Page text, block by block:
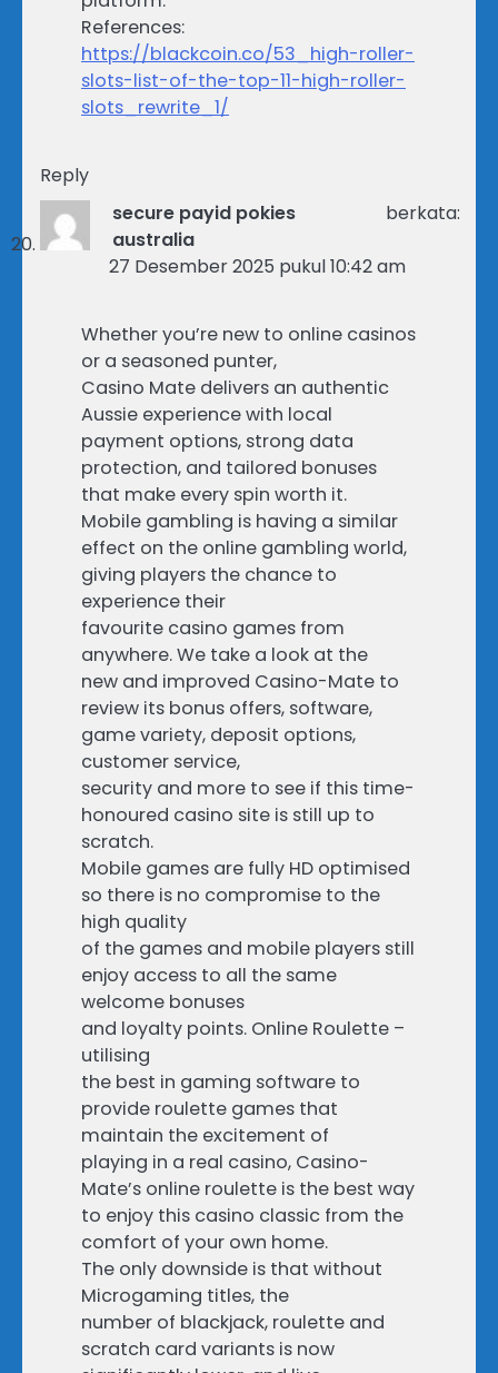
References:
https://blackcoin.co/53_high-roller-
slots-list-of-the-top-11-high-roller-
slots_rewrite_1/
Reply
secure payid pokies
australia
berkata:
27 Desember 2025 pukul 10:42 am
Whether you’re new to online casinos
or a seasoned punter,
Casino Mate delivers an authentic
Aussie experience with local
payment options, strong data
protection, and tailored bonuses
that make every spin worth it.
Mobile gambling is having a similar
effect on the online gambling world,
giving players the chance to
experience their
favourite casino games from
anywhere. We take a look at the
new and improved Casino-Mate to
review its bonus offers, software,
game variety, deposit options,
customer service,
security and more to see if this time-
honoured casino site is still up to
scratch.
Mobile games are fully HD optimised
so there is no compromise to the
high quality
of the games and mobile players still
enjoy access to all the same
welcome bonuses
and loyalty points. Online Roulette –
utilising
the best in gaming software to
provide roulette games that
maintain the excitement of
playing in a real casino, Casino-
Mate’s online roulette is the best way
to enjoy this casino classic from the
comfort of your own home.
The only downside is that without
Microgaming titles, the
number of blackjack, roulette and
scratch card variants is now